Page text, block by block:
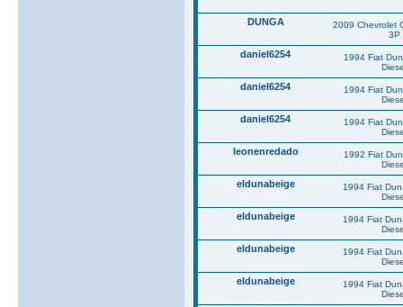
DUNGA
2009 Chevrolet
3P
daniel6254
1994 Fiat
daniel6254
1994 Fiat
daniel6254
1994 Fiat
leonenredado
1992 Fiat
eldunabeige
1994 Fiat
eldunabeige
1994 Fiat
eldunabeige
1994 Fiat
eldunabeige
1994 Fiat